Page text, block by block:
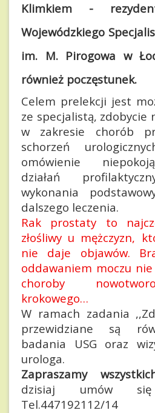
Klimkiem -
Wojewódzkiego
im. M. Pirogowa w
również poczęstunek.
Celem prelekcji jest
ze specjalistą, zdobycie
w zakresie chorób
schorzeń
omówienie
działań
wykonania
dalszego leczenia.
Rak prostaty to
złośliwy u mężczyzn,
nie daje objawów.
oddawaniem moczu
choroby
krokowego…
W ramach zadania
przewidziane są
badania USG oraz
urologa.
Zapraszamy
dzisiaj umów
Tel.447192112/14